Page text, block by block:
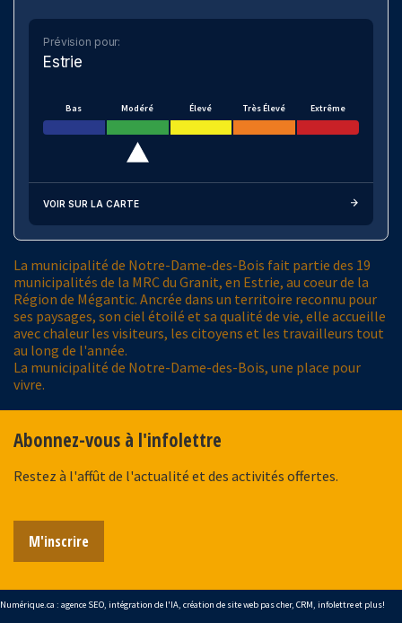
Prévision pour:
Estrie
Bas Modéré Élevé Très Élevé Extrême
VOIR SUR LA CARTE
La municipalité de Notre-Dame-des-Bois fait partie des 19
municipalités de la MRC du Granit, en Estrie, au coeur de la
Région de Mégantic. Ancrée dans un territoire reconnu pour
ses paysages, son ciel étoilé et sa qualité de vie, elle accueille
avec chaleur les visiteurs, les citoyens et les travailleurs tout
au long de l'année.
La municipalité de Notre-Dame-des-Bois, une place pour
vivre.
Abonnez-vous à l'infolettre
Restez à l'affût de l'actualité et des activités offertes.
M'inscrire
Numérique.ca : agence SEO, intégration de l'IA, création de site web pas cher, CRM, infolettreet plus!